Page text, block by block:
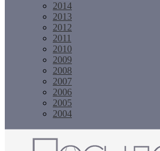
2014
2013
2012
2011
2010
2009
2008
2007
2006
2005
2004